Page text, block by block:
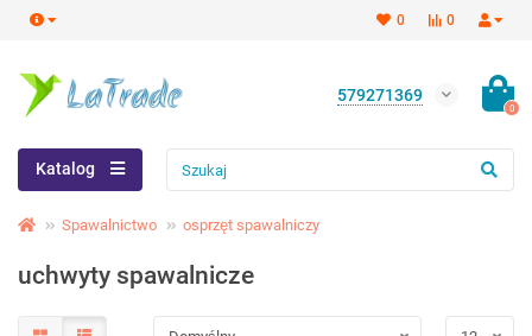
0
0
579271369
0
Katalog
Spawalnictwo osprzęt spawalniczy
uchwyty spawalnicze